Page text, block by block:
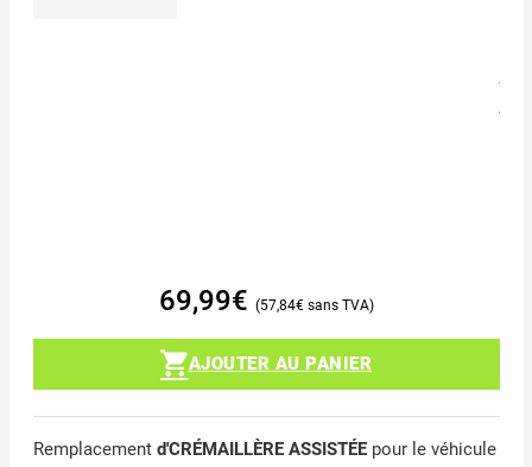
69,99€ 57,84€
AJOUTER AU PANIER
Remplacement d'CRÉMAILLÈRE ASSISTÉEpour le véhicule